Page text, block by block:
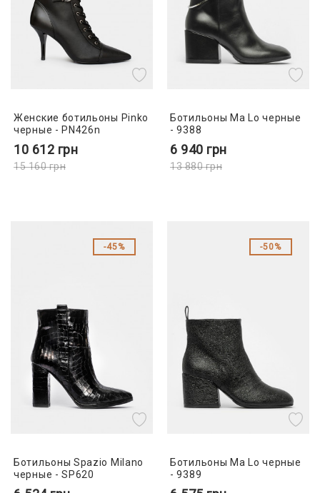
Женские ботильоны Pinko
черные - PN426n
10 612 грн
15 160грн
Ботильоны Ma Lo черные
- 9388
6 940 грн
13 880грн
45%
Ботильоны Spazio Milano
черные - SP620
50%
Ботильоны Ma Lo черные
- 9389